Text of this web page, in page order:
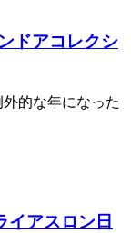
ドアコレクシ
的な年になった
イアスロン日